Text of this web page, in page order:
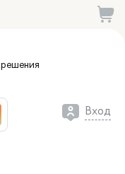
решения
Вход